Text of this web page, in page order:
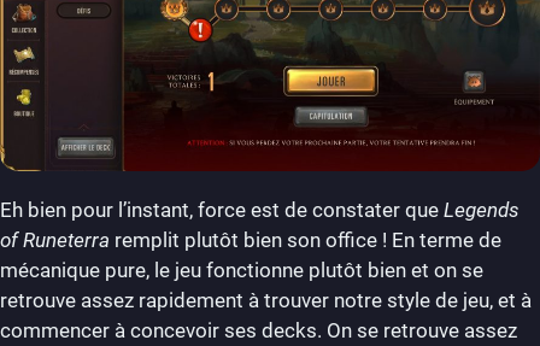
Eh bien pour l’instant, force est de constater que Legends
of Runeterra remplit plutôt bien son office ! En terme de
mécanique pure, le jeu fonctionne plutôt bien et on se
retrouve assez rapidement à trouver notre style de jeu, et à
commencer à concevoir ses decks. On se retrouve assez